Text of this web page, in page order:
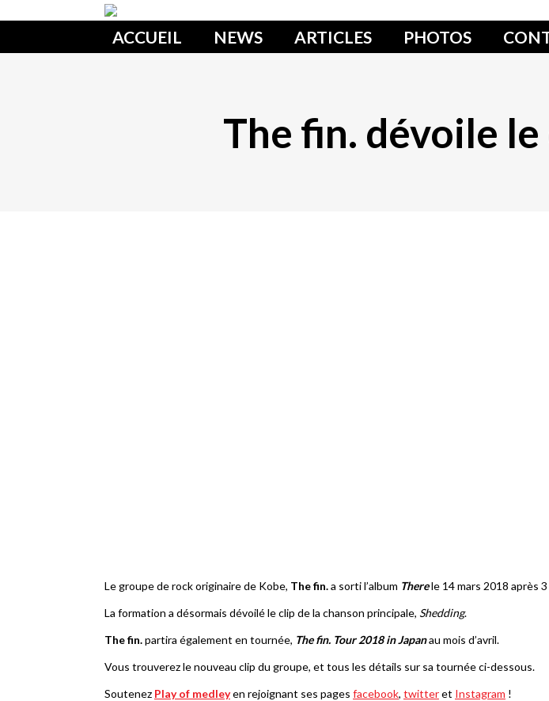
ACCUEIL NEWS ARTICLES PHOTOS
The fin. dévoile
Le groupe de rock originaire de Kobe, The fin.a sorti l’album Therele 14 mars 2018 après
La formation a désormais dévoilé le clip de la chanson principale, Shedding.
The fin.partira également en tournée, The fin. Tour 2018 in Japanau mois d’avril.
Vous trouverez le nouveau clip du groupe, et tous les détails sur sa tournée ci-dessous.
Soutenez Play of medleyen rejoignant ses pages facebook, twitteret Instagram !